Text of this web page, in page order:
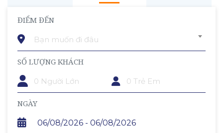
ĐIỂM ĐẾN
Bạn muốn đi đâu
SỐ LƯỢNG KHÁCH
NGÀY